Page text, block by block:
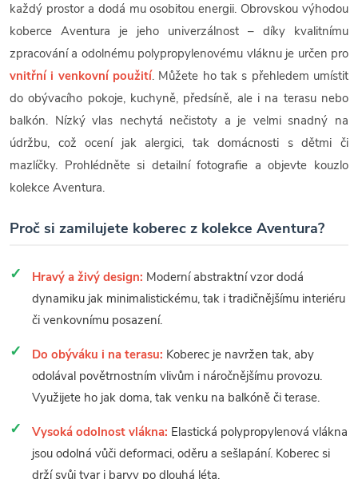
každý prostor a dodá mu osobitou energii. Obrovskou výhodou
koberce Aventura je jeho univerzálnost – díky kvalitnímu
zpracování a odolnému polypropylenovému vláknu je určen pro
vnitřní i venkovní použití. Můžete ho tak s přehledem umístit
do obývacího pokoje, kuchyně, předsíně, ale i na terasu nebo
balkón. Nízký vlas nechytá nečistoty a je velmi snadný na
údržbu, což ocení jak alergici, tak domácnosti s dětmi či
mazlíčky. Prohlédněte si detailní fotografie a objevte kouzlo
kolekce Aventura.
Proč si zamilujete koberec z kolekce Aventura?
Hravý a živý design: Moderní abstraktní vzor dodá
dynamiku jak minimalistickému, tak i tradičnějšímu interiéru
či venkovnímu posazení.
Do obýváku i na terasu: Koberec je navržen tak, aby
odolával povětrnostním vlivům i náročnějšímu provozu.
Využijete ho jak doma, tak venku na balkóně či terase.
Vysoká odolnost vlákna: Elastická polypropylenová vlákna
jsou odolná vůči deformaci, oděru a sešlapání. Koberec si
drží svůj tvar i barvy po dlouhá léta.